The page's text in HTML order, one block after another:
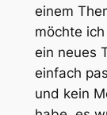
einem
möchte
ein neues
einfach
und kein